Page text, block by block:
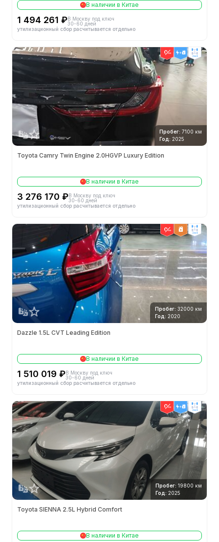
В наличии в Китае
1 494 261 ₽В Москву под ключ
30-60 дней
утилизационный сбор расчитывается отдельно
2wd
Пробег: 7100 км
Год: 2025
Toyota Camry Twin Engine 2.0HGVP Luxury Edition
В наличии в Китае
3 276 170 ₽В Москву под ключ
30-60 дней
утилизационный сбор расчитывается отдельно
2wd
Пробег: 32000 км
Год: 2020
Dazzle 1.5L CVT Leading Edition
В наличии в Китае
1 510 019 ₽В Москву под ключ
30-60 дней
утилизационный сбор расчитывается отдельно
2wd
Пробег: 19800 км
Год: 2025
Toyota SIENNA 2.5L Hybrid Comfort
В наличии в Китае